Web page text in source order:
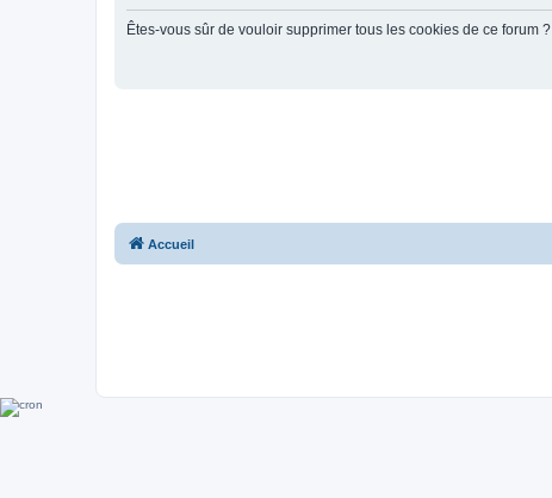
Êtes-vous sûr de vouloir supprimer tous les cookies de ce forum ?
Accueil